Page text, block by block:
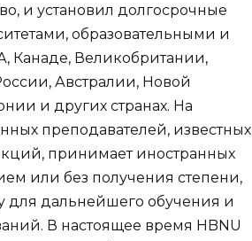
и установил долгосрочные
образовательными и
Канаде, Великобритании,
Австралии, Новой
и других странах. На
преподавателей, известных
принимает иностранных
или без получения степени,
для дальнейшего обучения и
В настоящее время HBNU